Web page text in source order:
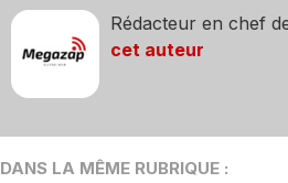
Rédacteur en chef
cet auteur
DANS LA MÊME RUBRIQUE :